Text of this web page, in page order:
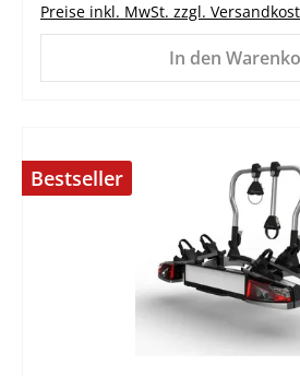
Preise inkl. MwSt. zzgl.
In den
Bestseller